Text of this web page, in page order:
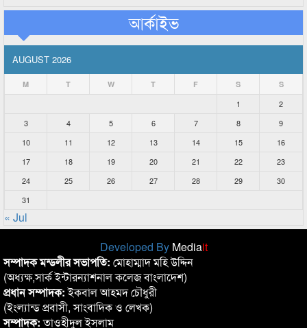
আর্কাইভ
AUGUST 2026
M T W T F S S
1
2
3
4 5 6 7 8
9
10
11 12 13 14 15
16
17
18 19 20 21 22
23
24
25 26 27 28 29
30
31
« Jul
Developed By Mediait
সম্পাদক মন্ডলীর সভাপতি: মোহাম্মাদ মহি উদ্দিন
(অধ্যক্ষ,সার্ক ইন্টারন্যাশনাল কলেজ বাংলাদেশ)
প্রধান সম্পাদক:ইকবাল আহমদ চৌধুরী
(ইংল্যান্ড প্রবাসী, সাংবাদিক ও লেখক)
সম্পাদক:তাওহীদুল ইসলাম